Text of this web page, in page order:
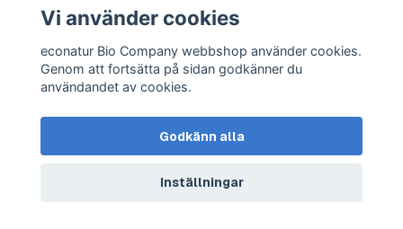
SUBLIME Fluid Concealer 05
145 kr109 kr
Vi använder cookies
econatur Bio Company webbshop använder cookies.
Genom att fortsätta på sidan godkänner du
användandet av cookies.
Godkänn alla
Inställningar